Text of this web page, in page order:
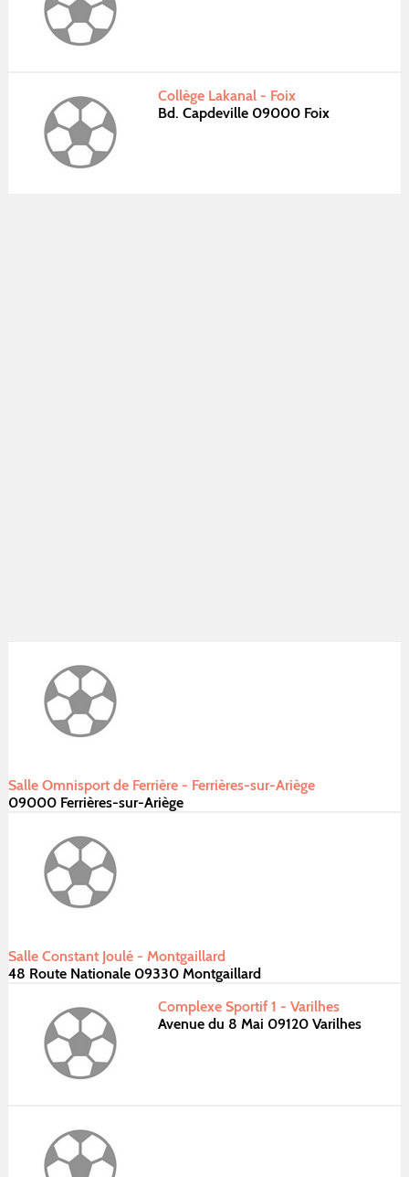
Collège Lakanal - Foix
Bd. Capdeville 09000 Foix
Salle Omnisport de Ferrière - Ferrières-sur-Ariège
09000 Ferrières-sur-Ariège
Salle Constant Joulé - Montgaillard
48 Route Nationale 09330 Montgaillard
Complexe Sportif 1 - Varilhes
Avenue du 8 Mai 09120 Varilhes